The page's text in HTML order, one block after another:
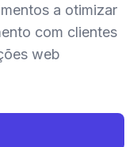
a otimizar
com clientes
web